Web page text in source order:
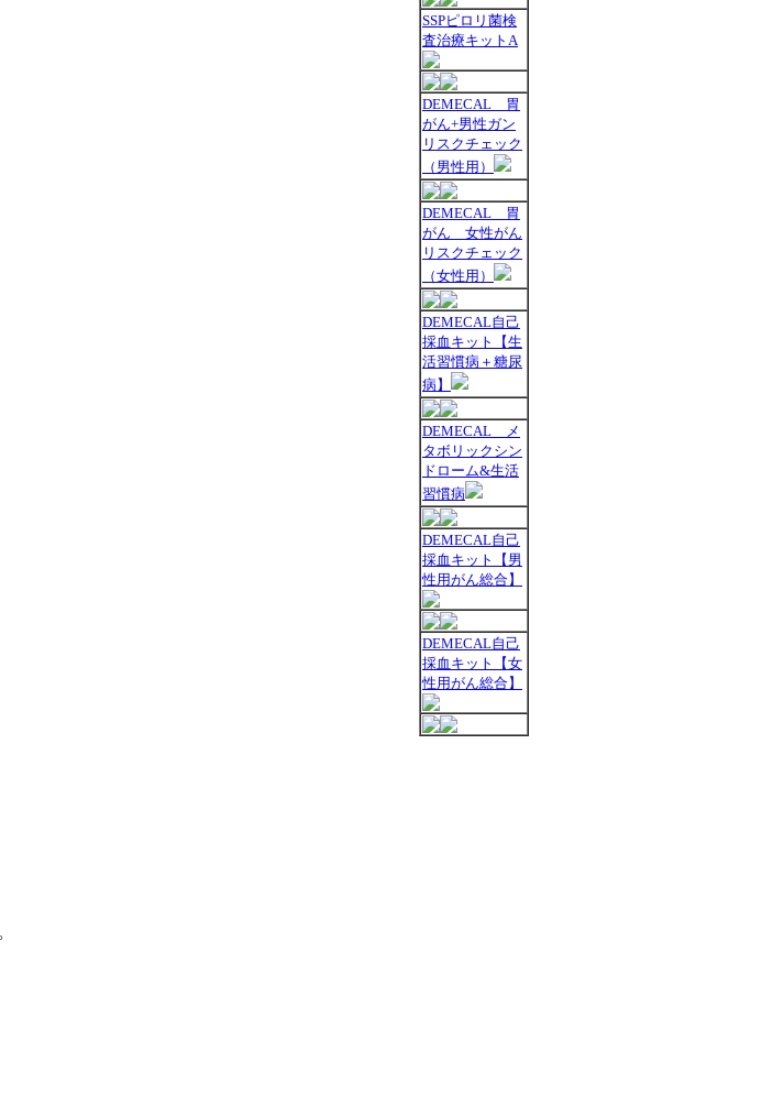
SSPピロリ菌検
査治療キットA
DEMECAL 胃
がん+男性ガン
リスクチェック
（男性用）
DEMECAL 胃
がん 女性がん
リスクチェック
（女性用）
DEMECAL自己
採血キット【生
活習慣病＋糖尿
病】
DEMECAL メ
タボリックシン
ドローム&生活
習慣病
DEMECAL自己
採血キット【男
性用がん総合】
DEMECAL自己
採血キット【女
性用がん総合】